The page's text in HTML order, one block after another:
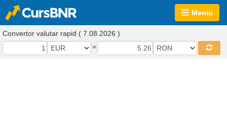
Meniu
Convertor valutar rapid ( 7.08.2026 )
=